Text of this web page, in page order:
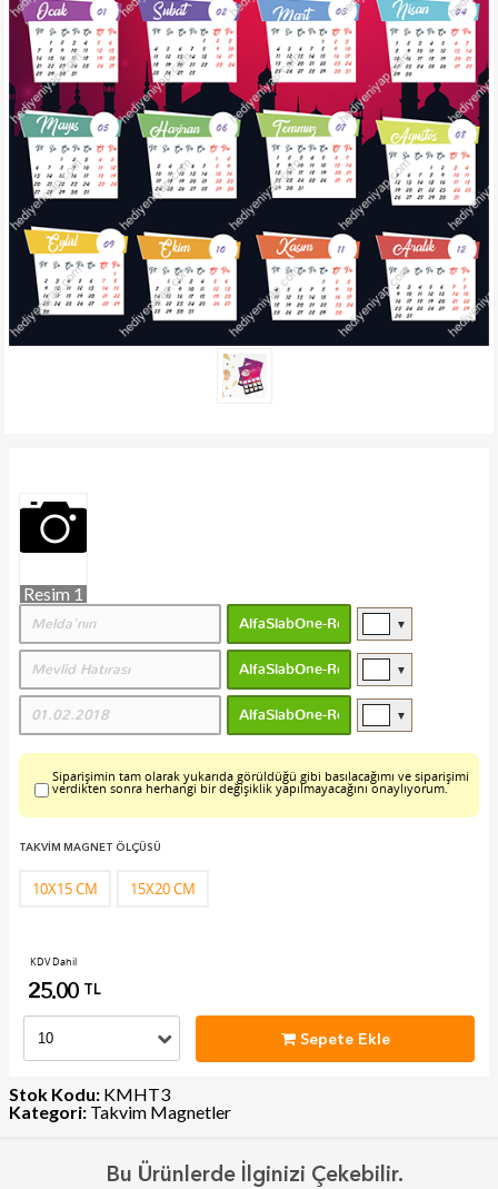
Resim 1
▼
▼
▼
Siparişimin tam olarak yukarıda görüldüğü gibi basılacağımı ve siparişimi
verdikten sonra herhangi bir değişiklik yapılmayacağını onaylıyorum.
TAKVİM MAGNET ÖLÇÜSÜ
10X15 CM 15X20 CM
KDV Dahil
25.00 TL
Sepete Ekle
Stok Kodu: KMHT3
Kategori: Takvim Magnetler
Bu Ürünlerde İlginizi Çekebilir.